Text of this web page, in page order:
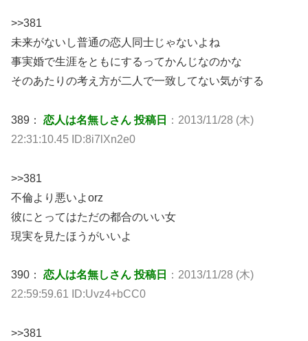
>>381
未来がないし普通の恋人同士じゃないよね
事実婚で生涯をともにするってかんじなのかな
そのあたりの考え方が二人で一致してない気がする
389： 恋人は名無しさん 投稿日
：2013/11/28 (木)
22:31:10.45 ID:8i7lXn2e0
>>381
不倫より悪いよorz
彼にとってはただの都合のいい女
現実を見たほうがいいよ
390： 恋人は名無しさん 投稿日
：2013/11/28 (木)
22:59:59.61 ID:Uvz4+bCC0
>>381